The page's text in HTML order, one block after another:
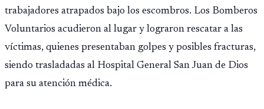
trabajadores atrapados bajo los escombros. Los Bomberos
Voluntarios acudieron al lugar y lograron rescatar a las
víctimas, quienes presentaban golpes y posibles fracturas,
siendo trasladadas al Hospital General San Juan de Dios
para su atención médica.